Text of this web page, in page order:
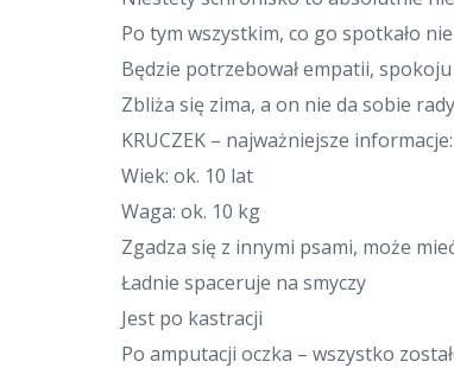
Po tym wszystkim, co go spotkało
Będzie potrzebował empatii,
Zbliża się zima, a on nie da sobie
KRUCZEK – najważniejsze informacje:
Wiek: ok. 10 lat
Waga: ok. 10 kg
Zgadza się z innymi psami, może
Ładnie spaceruje na smyczy
Jest po kastracji
Po amputacji oczka – wszystko